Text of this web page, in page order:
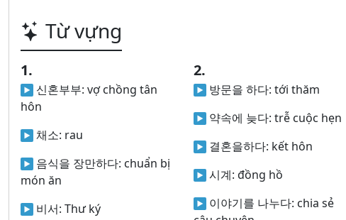
Từ vựng
1.
신혼부부: vợ chồng tân
hôn
채소: rau
음식을 장만하다: chuẩn bị
món ăn
비서: Thư ký
2.
방문을 하다: tới thăm
약속에 늦다: trễ cuộc hẹn
결혼을하다: kết hôn
시계: đồng hồ
이야기를 나누다: chia sẻ